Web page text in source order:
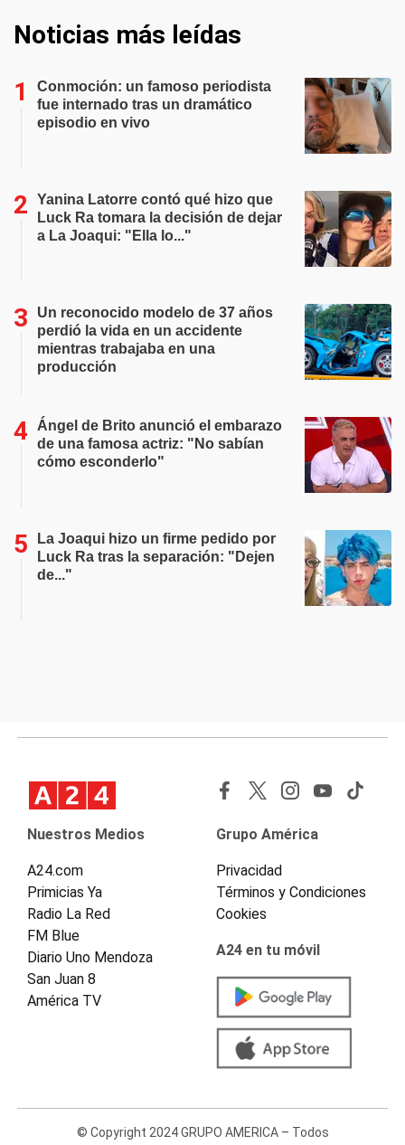
Noticias más leídas
Conmoción: un famoso periodista
fue internado tras un dramático
episodio en vivo
Yanina Latorre contó qué hizo que
Luck Ra tomara la decisión de dejar
a La Joaqui: "Ella lo..."
Un reconocido modelo de 37 años
perdió la vida en un accidente
mientras trabajaba en una
producción
Ángel de Brito anunció el embarazo
de una famosa actriz: "No sabían
cómo esconderlo"
La Joaqui hizo un firme pedido por
Luck Ra tras la separación: "Dejen
de..."
Nuestros Medios
A24.com
Primicias Ya
Radio La Red
FM Blue
Diario Uno Mendoza
San Juan 8
América TV
Grupo América
Privacidad
Términos y Condiciones
Cookies
A24 en tu móvil
© Copyright 2024 GRUPO AMERICA – Todos